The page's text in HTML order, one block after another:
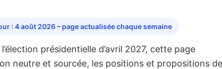
: 4 août 2026 – page actualisée chaque semaine
présidentielle d’avril 2027, cette page
neutre et sourcée, les positions et propositions